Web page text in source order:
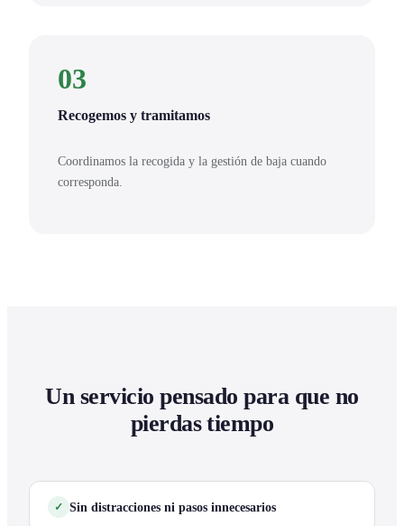
03
Recogemos y tramitamos
Coordinamos la recogida y la gestión de baja cuando
corresponda.
Un servicio pensado para que no
pierdas tiempo
Sin distracciones ni pasos innecesarios